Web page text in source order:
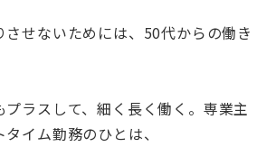
せないためには、50代からの働き
ラスして、細く長く働く。専業主
イム勤務のひとは、